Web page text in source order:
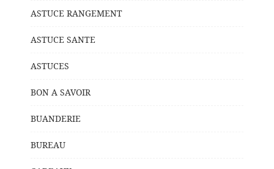
ASTUCE RANGEMENT
ASTUCE SANTE
ASTUCES
BON A SAVOIR
BUANDERIE
BUREAU